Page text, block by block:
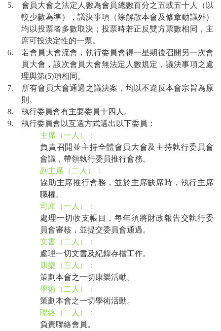
5. 會員大會之法定人數為會員總數百分之五或五十人（以
較少數為準），議決事項（除解散本會及修章動議外）
均以投票者多數取決；投票時若正反雙方票數相同，主
席可投決定性的一票。
6. 若會員大會流會，執行委員會得一星期後召開另一次會
員大會，該次會員大會無法定人數規定，議決事項之處
理與第(5)項相同。
7.
所有會員大會通過之議決案，均以不違反本會宗旨為原
則。
8. 執行委員會有主要委員十四人。
9. 執行委員會以互選方式選出以下委員：
主席（一人）：
負責召開並主持全體會員大會及主持執行委員會
會議，帶領執行委員推行會務。
副主席（二人）：
協助主席推行會務，並於主席缺席時，執行主席
職權。
司庫（一人）：
處理一切收支帳目，每年須將財政報告交執行委
員會審核，並提交委員會通過。
文書（二人）：
處理一切文書及紀錄存檔工作。
康樂（三人）：
策劃本會之一切康樂活動。
學術（二人）：
策劃本會之一切學術活動。
聯絡（二人）：
負責聯絡會員。